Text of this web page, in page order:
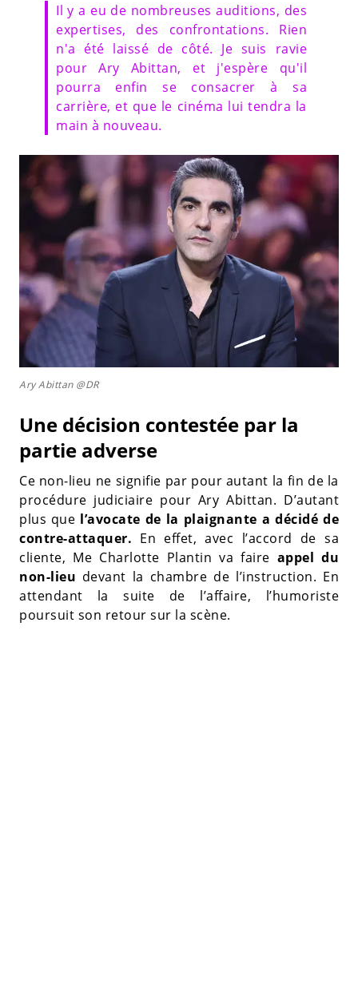
Il y a eu de nombreuses auditions, des
expertises, des confrontations. Rien
n'a été laissé de côté. Je suis ravie
pour Ary Abittan, et j'espère qu'il
pourra enfin se consacrer à sa
carrière, et que le cinéma lui tendra la
main à nouveau.
Ary Abittan @DR
Une décision contestée par la
partie adverse
Ce non-lieu ne signifie par pour autant la fin de la
procédure judiciaire pour Ary Abittan. D’autant
plus que l’avocate de la plaignante a décidé de
contre-attaquer. En effet, avec l’accord de sa
cliente, Me Charlotte Plantin va faire appel du
non-lieu devant la chambre de l’instruction. En
attendant la suite de l’affaire, l’humoriste
poursuit son retour sur la scène.